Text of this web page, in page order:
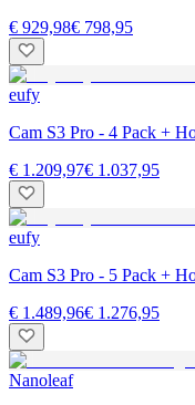
€ 929,98€ 798,95
eufy
Cam S3 Pro - 4 Pack +
€ 1.209,97€ 1.037,95
eufy
Cam S3 Pro - 5 Pack +
€ 1.489,96€ 1.276,95
Nanoleaf